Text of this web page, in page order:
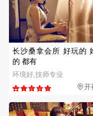
长沙桑拿会所 好玩的
的 都有
环境好,技师专业
开